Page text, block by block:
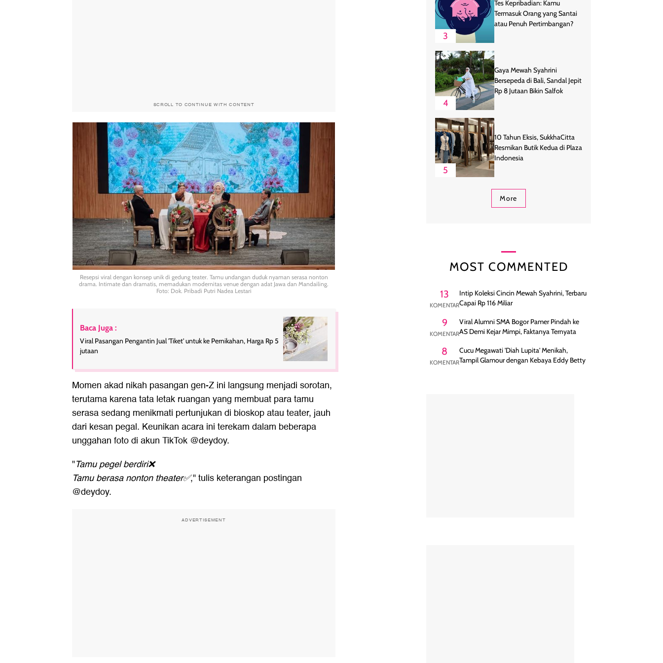
SCROLL TO CONTINUE WITH CONTENT
Resepsi viral dengan konsep unik di gedung teater. Tamu undangan duduk nyaman serasa nonton
drama. Intimate dan dramatis, memadukan modernitas venue dengan adat Jawa dan Mandailing.
Foto: Dok. Pribadi Putri Nadea Lestari
Baca Juga :
Viral Pasangan Pengantin Jual 'Tiket' untuk ke Pernikahan, Harga Rp 5
jutaan
Momen akad nikah pasangan gen-Z ini langsung menjadi sorotan,
terutama karena tata letak ruangan yang membuat para tamu
serasa sedang menikmati pertunjukan di bioskop atau teater, jauh
dari kesan pegal. Keunikan acara ini terekam dalam beberapa
unggahan foto di akun TikTok @deydoy.
"Tamu pegel berdiri❌
Tamu berasa nonton theater✅," tulis keterangan postingan
@deydoy.
ADVERTISEMENT
3
Tes Kepribadian: Kamu
Termasuk Orang yang Santai
atau Penuh Pertimbangan?
4
Gaya Mewah Syahrini
Bersepeda di Bali, Sandal Jepit
Rp 8 Jutaan Bikin Salfok
5
10 Tahun Eksis, SukkhaCitta
Resmikan Butik Kedua di Plaza
Indonesia
More
MOST COMMENTED
13
KOMENTAR
Intip Koleksi Cincin Mewah Syahrini, Terbaru
Capai Rp 116 Miliar
9
KOMENTAR
Viral Alumni SMA Bogor Pamer Pindah ke
AS Demi Kejar Mimpi, Faktanya Ternyata
8
KOMENTAR
Cucu Megawati 'Diah Lupita' Menikah,
Tampil Glamour dengan Kebaya Eddy Betty